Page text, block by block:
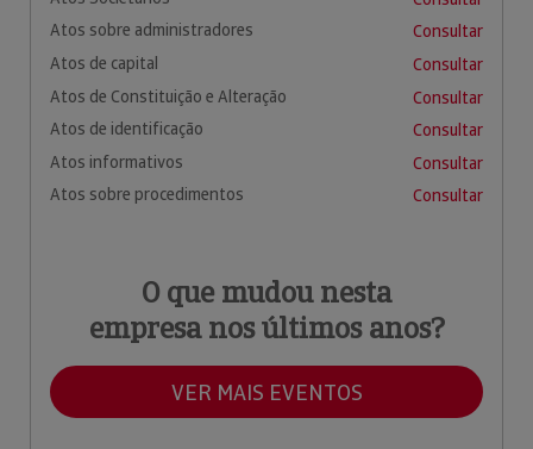
Atos sobre administradores
Consultar
Atos de capital
Consultar
Atos de Constituição e Alteração
Consultar
Atos de identificação
Consultar
Atos informativos
Consultar
Atos sobre procedimentos
Consultar
O que mudou nesta
empresa nos últimos anos?
VER MAIS EVENTOS